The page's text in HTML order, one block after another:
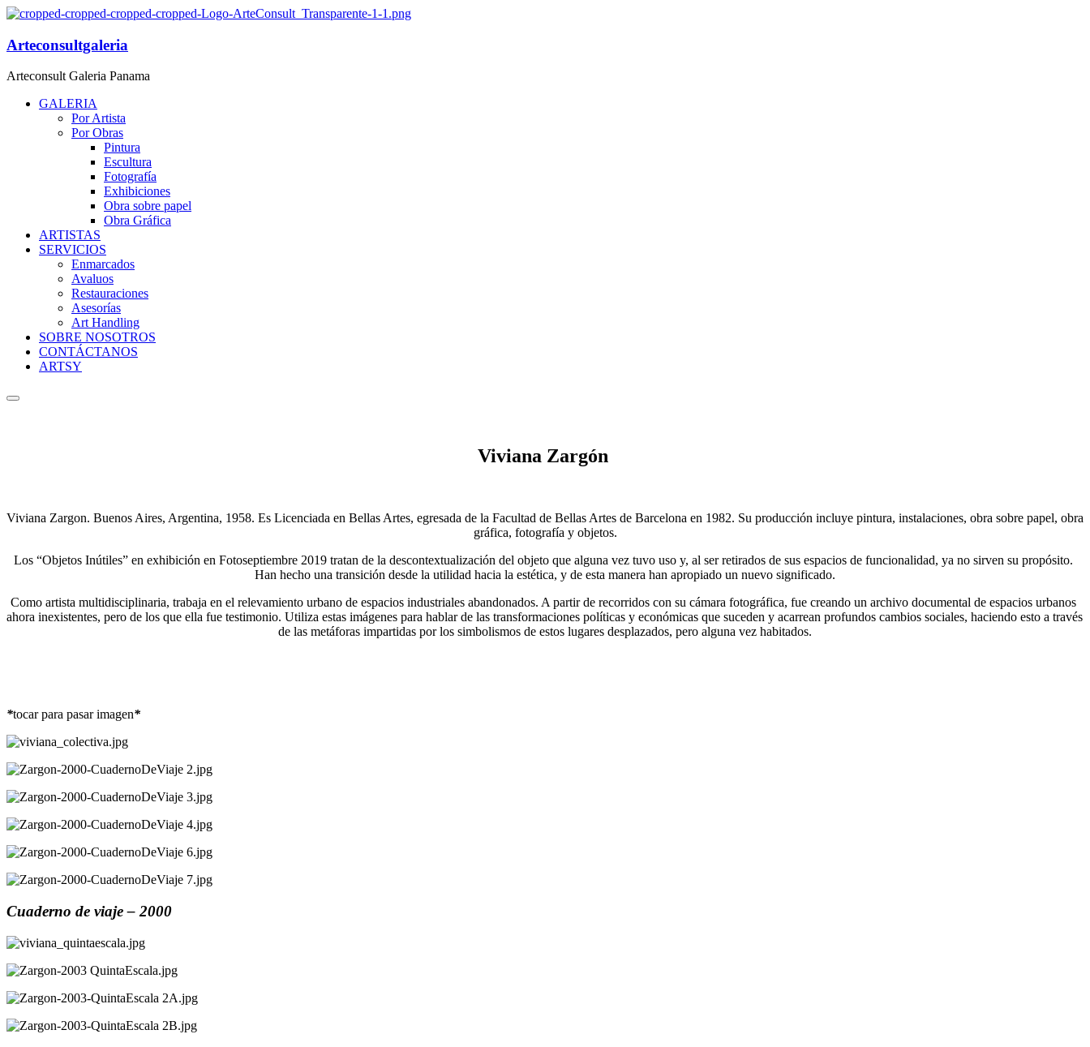
Arteconsultgaleria
Arteconsult Galeria Panama
GALERIA
Por Artista
Por Obras
Pintura
Escultura
Fotografía
Exhibiciones
Obra sobre papel
Obra Gráfica
ARTISTAS
SERVICIOS
Enmarcados
Avaluos
Restauraciones
Asesorías
Art Handling
SOBRE NOSOTROS
CONTÁCTANOS
ARTSY
Viviana Zargón
Viviana Zargon. Buenos Aires, Argentina, 1958. Es Licenciada en Bellas Artes, egresada de la Facultad de Bellas Artes de Barcelona en 1982. Su producción incluye pintura, instalaciones, obra sobre papel, obra
gráfica, fotografía y objetos.
Los “Objetos Inútiles” en exhibición en Fotoseptiembre 2019 tratan de la descontextualización del objeto que alguna vez tuvo uso y, al ser retirados de sus espacios de funcionalidad, ya no sirven su propósito.
Han hecho una transición desde la utilidad hacia la estética, y de esta manera han apropiado un nuevo significado.
Como artista multidisciplinaria, trabaja en el relevamiento urbano de espacios industriales abandonados. A partir de recorridos con su cámara fotográfica, fue creando un archivo documental de espacios urbanos
ahora inexistentes, pero de los que ella fue testimonio. Utiliza estas imágenes para hablar de las transformaciones políticas y económicas que suceden y acarrean profundos cambios sociales, haciendo esto a través
de las metáforas impartidas por los simbolismos de estos lugares desplazados, pero alguna vez habitados.
*tocar para pasar imagen*
Cuaderno de viaje – 2000